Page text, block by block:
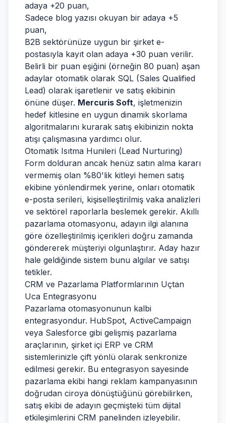
adaya +20 puan,
Sadece blog yazısı okuyan bir adaya +5
puan,
B2B sektörünüze uygun bir şirket e-
postasıyla kayıt olan adaya +30 puan verilir.
Belirli bir puan eşiğini (örneğin 80 puan) aşan
adaylar otomatik olarak SQL (Sales Qualified
Lead) olarak işaretlenir ve satış ekibinin
önüne düşer. Mercuris Soft, işletmenizin
hedef kitlesine en uygun dinamik skorlama
algoritmalarını kurarak satış ekibinizin nokta
atışı çalışmasına yardımcı olur.
Otomatik Isıtma Hunileri (Lead Nurturing)
Form dolduran ancak henüz satın alma kararı
vermemiş olan %80'lik kitleyi hemen satış
ekibine yönlendirmek yerine, onları otomatik
e-posta serileri, kişiselleştirilmiş vaka analizleri
ve sektörel raporlarla beslemek gerekir. Akıllı
pazarlama otomasyonu, adayın ilgi alanına
göre özelleştirilmiş içerikleri doğru zamanda
göndererek müşteriyi olgunlaştırır. Aday hazır
hale geldiğinde sistem bunu algılar ve satışı
tetikler.
CRM ve Pazarlama Platformlarının Uçtan
Uca Entegrasyonu
Pazarlama otomasyonunun kalbi
entegrasyondur. HubSpot, ActiveCampaign
veya Salesforce gibi gelişmiş pazarlama
araçlarının, şirket içi ERP ve CRM
sistemlerinizle çift yönlü olarak senkronize
edilmesi gerekir. Bu entegrasyon sayesinde
pazarlama ekibi hangi reklam kampanyasının
doğrudan ciroya dönüştüğünü görebilirken,
satış ekibi de adayın geçmişteki tüm dijital
etkileşimlerini CRM panelinden izleyebilir.